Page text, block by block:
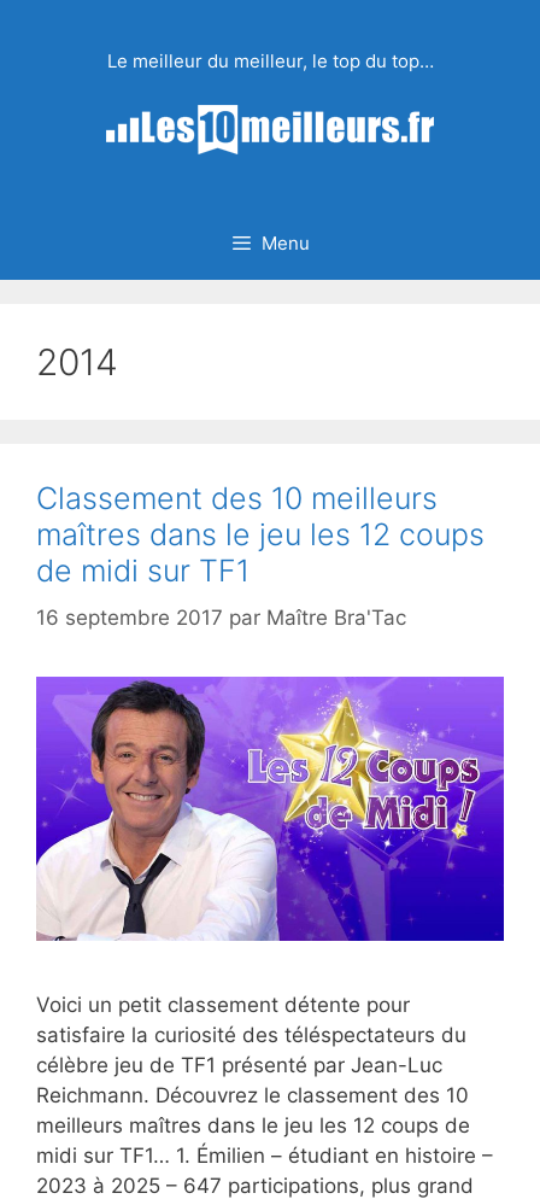
Le meilleur du meilleur, le top du top…
Menu
2014
Classement des 10 meilleurs
maîtres dans le jeu les 12 coups
de midi sur TF1
16 septembre 2017 par Maître Bra'Tac
Voici un petit classement détente pour
satisfaire la curiosité des téléspectateurs du
célèbre jeu de TF1 présenté par Jean-Luc
Reichmann. Découvrez le classement des 10
meilleurs maîtres dans le jeu les 12 coups de
midi sur TF1… 1. Émilien – étudiant en histoire –
2023 à 2025 – 647 participations, plus grand